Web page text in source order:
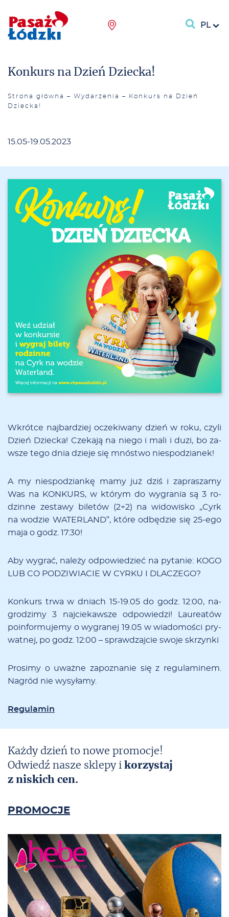
PL
Konkurs na Dzień Dziecka!
Strona główna – Wydarzenia –
Konkurs na Dzień
Dziecka!
15.05-19.05.2023
Wkrót­ce naj­bar­dziej ocze­ki­wa­ny dzień w ro­ku, czy­li
Dzień Dziec­ka! Cze­ka­ją na nie­go i ma­li i du­zi, bo za­
wsze te­go dnia dzie­je się mnó­stwo nie­spo­dzia­nek!
A my nie­spo­dzian­kę ma­my już dziś i za­pra­sza­my
Was na KONKURS, w któ­rym do wy­gra­nia są 3 ro­
dzin­ne ze­sta­wy bi­le­tów (2+2) na wi­do­wi­sko „Cyrk
na wo­dzie WATERLAND”, któ­re od­bę­dzie się 25-e­go
ma­ja o godz. 17:30!
Aby wy­grać, na­le­ży od­po­wie­dzieć na py­ta­nie: KOGO
LUB CO PODZIWIACIE W CYRKU I DLACZEGO?
Kon­kurs tr­wa w dniach 15-19.05 do godz. 12:00, na­
gro­dzi­my 3 naj­cie­kaw­sze od­po­wie­dzi! Lau­re­atów
po­in­for­mu­je­my o wy­gra­nej 19.05 w wia­do­mo­ści pry­
wat­nej, po godz. 12:00 – spraw­dzaj­cie swo­je skrzyn­ki
Pro­si­my o uważ­ne za­po­zna­nie się z re­gu­la­mi­nem.
Na­gród nie wy­sy­ła­my.
Re­gu­la­min
Każdy dzień to nowe promocje!
Odwiedź nasze sklepy i korzystaj
z niskich cen.
PROMOCJE